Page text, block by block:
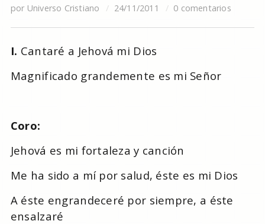
por Universo Cristiano 24/11/2011 0 comentarios
I. Cantaré a Jehová mi Dios
Magnificado grandemente es mi Señor
Coro:
Jehová es mi fortaleza y canción
Me ha sido a mí por salud, éste es mi Dios
A éste engrandeceré por siempre, a éste
ensalzaré